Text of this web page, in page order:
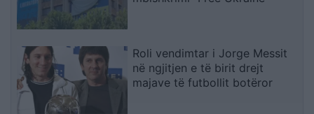
Roli vendimtar i Jorge Messit
në ngjitjen e të birit drejt
majave të futbollit botëror